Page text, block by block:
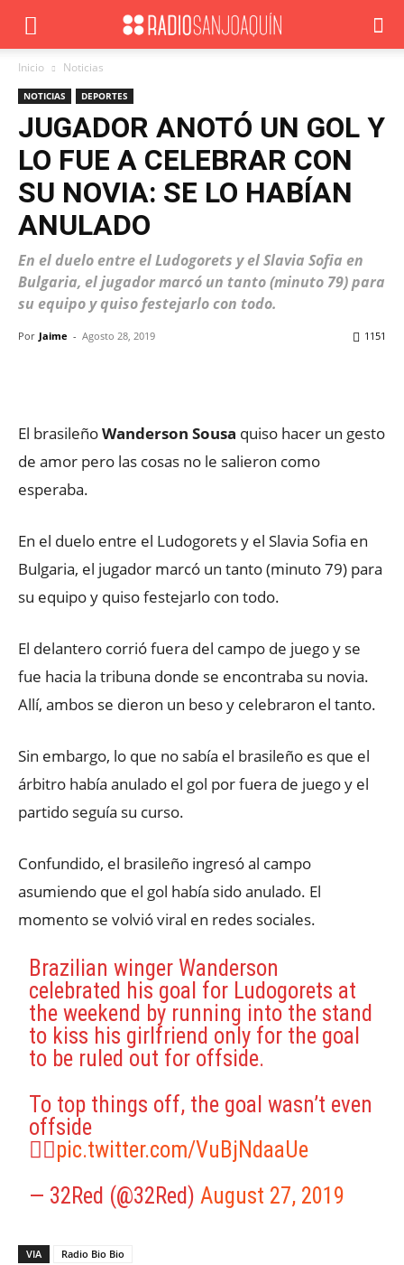
Inicio Noticias
NOTICIAS DEPORTES
JUGADOR ANOTÓ UN GOL Y
LO FUE A CELEBRAR CON
SU NOVIA: SE LO HABÍAN
ANULADO
En el duelo entre el Ludogorets y el Slavia Sofia en
Bulgaria, el jugador marcó un tanto (minuto 79) para
su equipo y quiso festejarlo con todo.
Por Jaime - Agosto 28, 2019 1151
El brasileñoWanderson Sousa quiso hacer un gesto
de amor pero las cosas no le salieron como
esperaba.
En el duelo entre el Ludogorets y el Slavia Sofia en
Bulgaria, el jugador marcó un tanto (minuto 79) para
su equipo y quiso festejarlo con todo.
El delantero corrió fuera del campo de juego y se
fue hacia la tribuna donde se encontraba su novia.
Allí, ambos se dieron un beso y celebraron el tanto.
Sin embargo, lo que no sabía el brasileño es que el
árbitro había anulado el gol por fuera de juego y el
partido seguía su curso.
Confundido, el brasileño ingresó al campo
asumiendo que el gol había sido anulado. El
momento se volvió viral en redes sociales.
Brazilian winger Wanderson
celebrated his goal for Ludogorets at
the weekend by running into the stand
to kiss his girlfriend only for the goal
to be ruled out for offside.
To top things off, the goal wasn’t even
offside
🤦‍♂️pic.twitter.com/VuBjNdaaUe
— 32Red (@32Red)August 27, 2019
VIA
Radio Bio Bio